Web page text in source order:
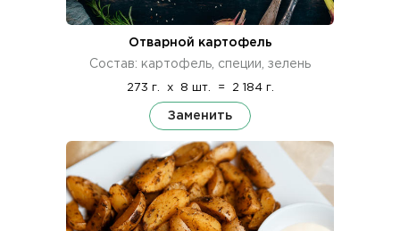
Отварной картофель
Состав: картофель, специи, зелень
273 г. x 8 шт. = 2 184 г.
Заменить